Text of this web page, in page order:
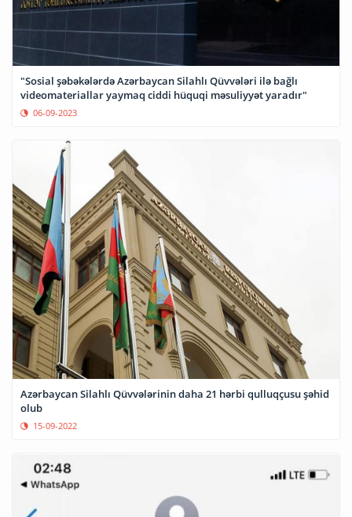
"Sosial şəbəkələrdə Azərbaycan Silahlı Qüvvələri ilə bağlı
videomateriallar yaymaq ciddi hüquqi məsuliyyət yaradır"
06-09-2023
Azərbaycan Silahlı Qüvvələrinin daha 21 hərbi qulluqçusu şəhid
olub
15-09-2022